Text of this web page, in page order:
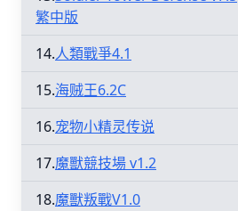
繁中版
14.人類戰爭4.1
15.海贼王6.2C
16.宠物小精灵传说
17.魔獸競技場 v1.2
18.魔獸叛戰V1.0